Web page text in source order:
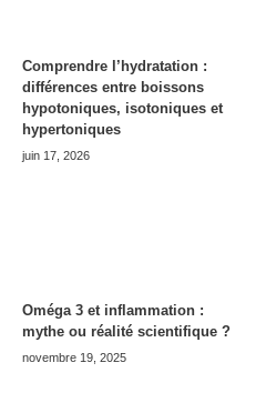
Comprendre l’hydratation :
différences entre boissons
hypotoniques, isotoniques et
hypertoniques
juin 17, 2026
Oméga 3 et inflammation :
mythe ou réalité scientifique ?
novembre 19, 2025